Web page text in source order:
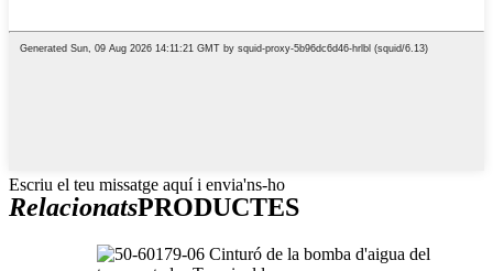
Escriu el teu missatge aquí i envia'ns-ho
RelacionatsPRODUCTES